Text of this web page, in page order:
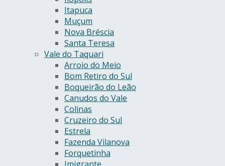
Itapuca
Muçum
Nova Bréscia
Santa Teresa
Vale do Taquari
Arroio do Meio
Bom Retiro do Sul
Boqueirão do Leão
Canudos do Vale
Colinas
Cruzeiro do Sul
Estrela
Fazenda Vilanova
Forquetinha